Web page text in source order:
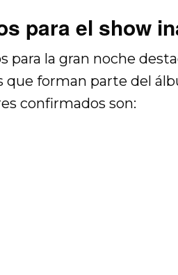
para el show
para la gran noche
que forman parte del
confirmados son: